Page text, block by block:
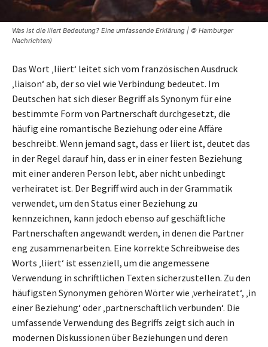
Was ist die liiert Bedeutung? Eine umfassende Erklärung | © Hamburger
Nachrichten)
Das Wort ‚liiert‘ leitet sich vom französischen Ausdruck
‚liaison‘ ab, der so viel wie Verbindung bedeutet. Im
Deutschen hat sich dieser Begriff als Synonym für eine
bestimmte Form von Partnerschaft durchgesetzt, die
häufig eine romantische Beziehung oder eine Affäre
beschreibt. Wenn jemand sagt, dass er liiert ist, deutet das
in der Regel darauf hin, dass er in einer festen Beziehung
mit einer anderen Person lebt, aber nicht unbedingt
verheiratet ist. Der Begriff wird auch in der Grammatik
verwendet, um den Status einer Beziehung zu
kennzeichnen, kann jedoch ebenso auf geschäftliche
Partnerschaften angewandt werden, in denen die Partner
eng zusammenarbeiten. Eine korrekte Schreibweise des
Worts ‚liiert‘ ist essenziell, um die angemessene
Verwendung in schriftlichen Texten sicherzustellen. Zu den
häufigsten Synonymen gehören Wörter wie ‚verheiratet‘, ‚in
einer Beziehung‘ oder ‚partnerschaftlich verbunden‘. Die
umfassende Verwendung des Begriffs zeigt sich auch in
modernen Diskussionen über Beziehungen und deren